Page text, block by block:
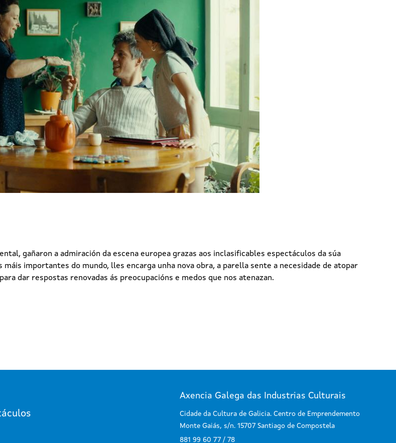
gañaron a admiración da escena europea grazas aos inclasificables espectáculos da súa
máis importantes do mundo, lles encarga unha nova obra, a parella sente a necesidade de atopar
dar respostas renovadas ás preocupacións e medos que nos atenazan.
Axencia Galega das Industrias Culturais
Cidade da Cultura de Galicia. Centro de Emprendemento
Monte Gaiás, s/n. 15707 Santiago de Compostela
881 99 60 77 / 78